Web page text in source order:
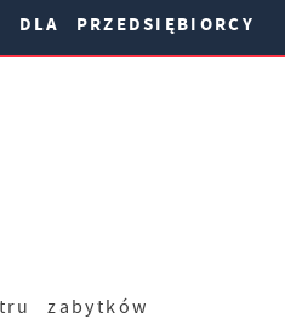
DLA PRZEDSIĘBIORCY
zabytków